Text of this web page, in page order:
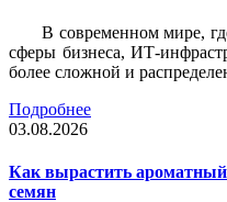
В современном мире,
сферы бизнеса, ИТ-
более сложной и
Подробнее
03.08.2026
Как вырастить
семян